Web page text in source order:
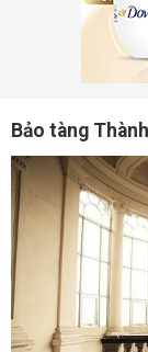
Bảo tàng